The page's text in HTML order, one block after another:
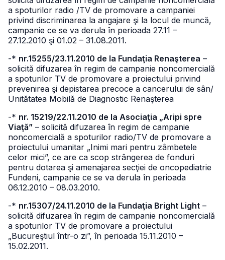
a spoturilor radio /TV de promovare a campaniei
privind discriminarea la angajare şi la locul de muncă,
campanie ce se va derula în perioada 27.11 –
27.12.2010 şi 01.02 – 31.08.2011.
-* nr.15255/23.11.2010 de la Fundaţia Renaşterea –
solicită difuzarea în regim de campanie noncomercială
a spoturilor TV de promovare a proiectului privind
prevenirea şi depistarea precoce a cancerului de sân/
Unitătatea Mobilă de Diagnostic Renaşterea
-* nr. 15219/22.11.2010 de la Asociaţia „Aripi spre
Viaţă” – solicită difuzarea în regim de campanie
noncomercială a spoturilor radio/TV de promovare a
proiectului umanitar „Inimi mari pentru zâmbetele
celor mici”, ce are ca scop strângerea de fonduri
pentru dotarea şi amenajarea secţiei de oncopediatrie
Fundeni, campanie ce se va derula în perioada
06.12.2010 – 08.03.2010.
-* nr.15307/24.11.2010 de la Fundaţia Bright Light –
solicită difuzarea în regim de campanie noncomercială
a spoturilor TV de promovare a proiectului
„Bucureştiul într-o zi”, în perioada 15.11.2010 –
15.02.2011.